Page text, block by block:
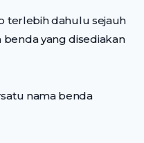
terlebih dahulu sejauh
yang disediakan
nama benda